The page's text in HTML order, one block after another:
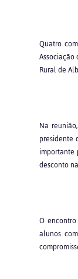
Quatro
Rural de
Na
presidente
importante
desconto
O
alunos